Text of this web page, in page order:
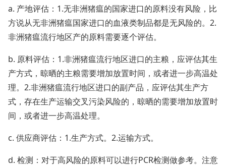
a. 产地评估：1.无非洲猪瘟的国家进口的原料没有风险，比
方说从无非洲猪瘟国家进口的血液类制品都是无风险的。2.
非洲猪瘟流行地区产的原料需要逐个评估。
b. 原料评估：1.非洲猪瘟流行地区进口的主粮，应评估其生
产方式，晾晒的主粮需要增加放置时间，或者进一步高温处
理。2.非洲猪瘟流行地区进口的副产品，应评估其生产方
式，存在生产运输交叉污染风险的，晾晒的需要增加放置时
间，或者进一步高温处理。
c. 供应商评估：1.生产方式。2.运输方式。
d. 检测：对于高风险的原料可以进行PCR检测做参考。注意